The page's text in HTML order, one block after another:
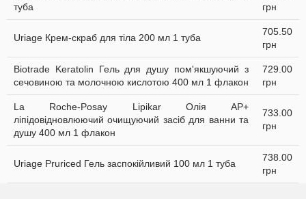
туба
грн
Uriage Крем-скраб для тіла 200 мл 1 туба
705.50
грн
Biotrade Keratolin Гель для душу пом'якшуючий з
сечовиною та молочною кислотою 400 мл 1 флакон
729.00
грн
La Roche-Posay Lipikar Олія AP+
ліпідовідновлюючий очищуючий засіб для ванни та
душу 400 мл 1 флакон
733.00
грн
Uriage Pruriced Гель заспокійливий 100 мл 1 туба
738.00
грн